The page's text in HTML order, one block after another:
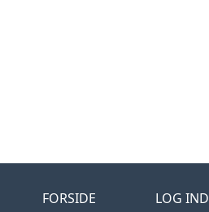
FORSIDE LOG IND